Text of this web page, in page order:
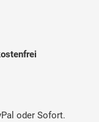
oder Sofort.